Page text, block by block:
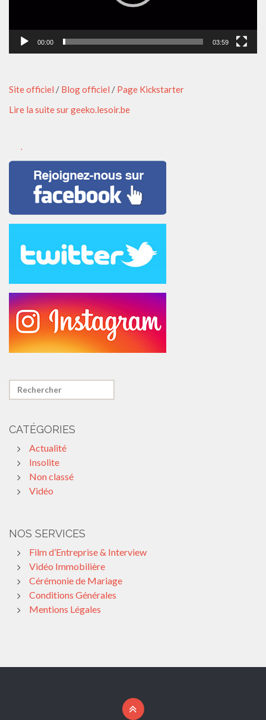
00:00 03:59
Site officiel / Blog officiel / Page Kickstarter
Lire la suite sur geeko.lesoir.be
.
CATÉGORIES
Actualité
Insolite
Non classé
Vidéo
NOS SERVICES
Film d’Entreprise & Interview
Vidéo Immobilière
Cérémonie de Mariage
Conditions Générales
Mentions Légales